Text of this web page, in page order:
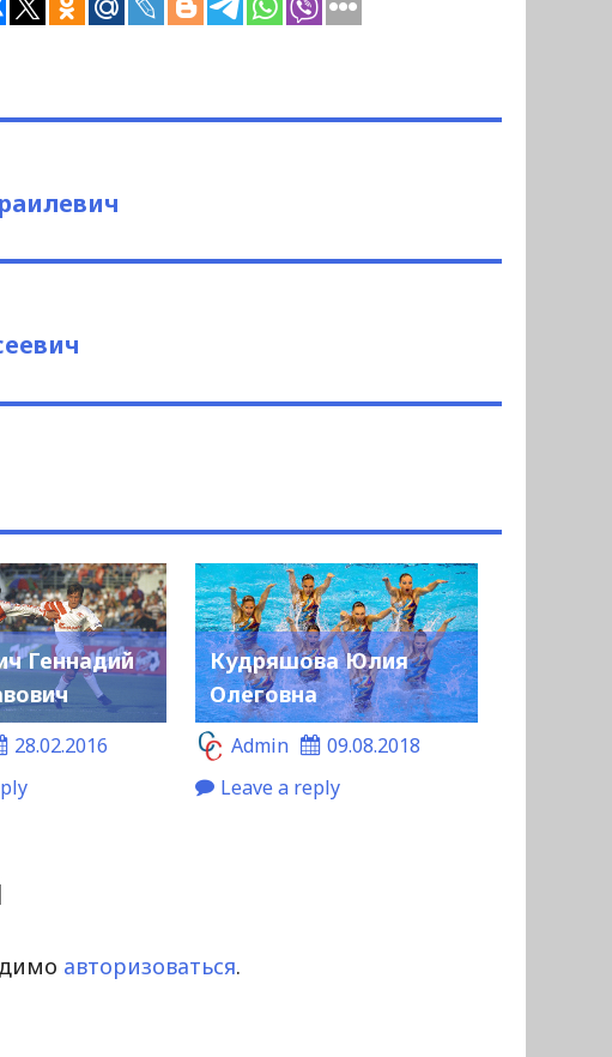
Геннадий
28.02.2016
Кудряшова Юлия
Олеговна
Admin
09.08.2018
Leave a reply
авторизоваться.